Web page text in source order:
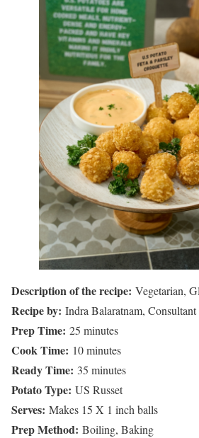
Description of the recipe: Vegetarian,
Recipe by: Indra Balaratnam,
Prep Time: 25 minutes
Cook Time: 10 minutes
Ready Time: 35 minutes
Potato Type: US Russet
Serves: Makes 15 X 1 inch balls
Prep Method: Boiling, Baking